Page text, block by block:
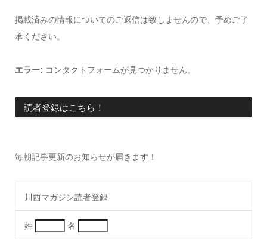
掲載済みの情報についてのご返信は致しませんので、予めご了
承ください。
エラー: コンタクトフォームが見つかりません。
読者登録はこちら！
毎朝記事更新のお知らせが届きます！
川西マガジン読者登録
姓 名